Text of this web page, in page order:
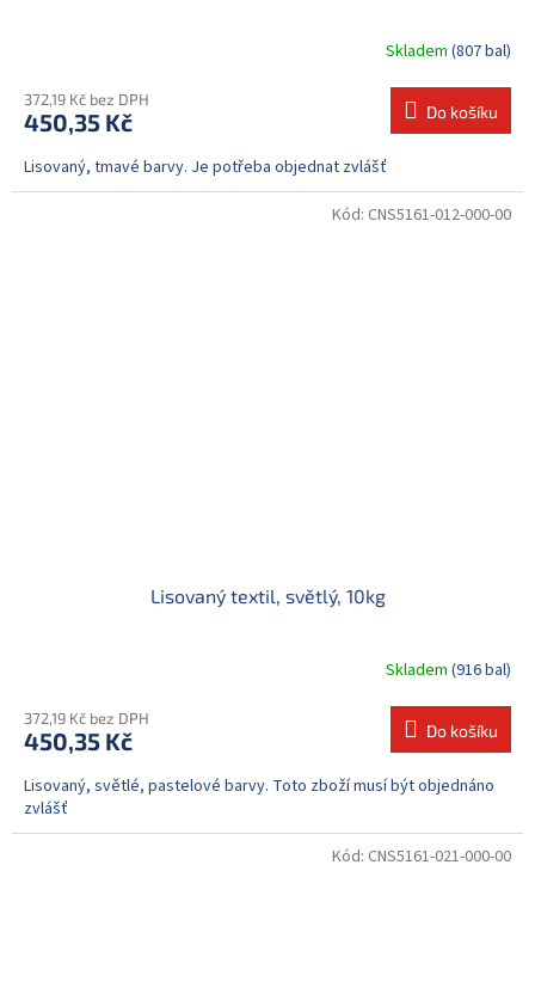
Skladem (807 bal)
372,19 Kč bez DPH
450,35 Kč Do košíku
Lisovaný, tmavé barvy. Je potřeba objednat zvlášť
Lisovaný textil, světlý, 10kg
Skladem (916 bal)
372,19 Kč bez DPH
450,35 Kč Do košíku
Lisovaný, světlé, pastelové barvy. Toto zboží musí být objednáno
zvlášť
Kód: CNS5161-012-000-00
Kód: CNS5161-021-000-00